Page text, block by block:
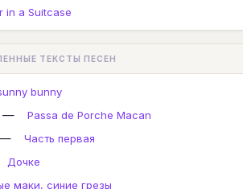
in a Suitcase
ТЕКСТЫ ПЕСЕН
bunny
—
Passa de Porche Macan
—
Часть первая
Дочке
маки, синие грезы